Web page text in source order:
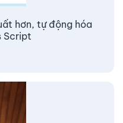
hơn, tự động hóa
Script